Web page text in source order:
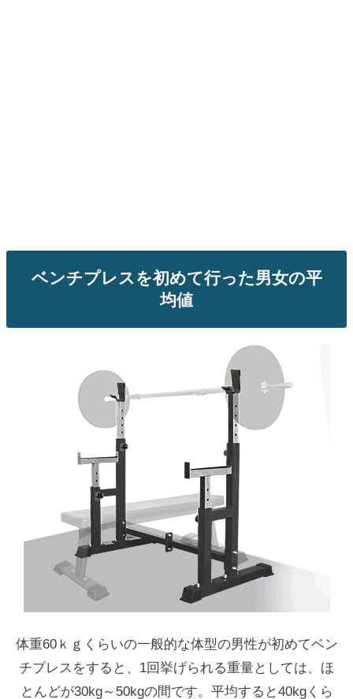
ベンチプレスを初めて行った男女の平
均値
体重60ｋｇくらいの一般的な体型の男性が初めてベン
チプレスをすると、1回挙げられる重量としては、ほ
とんどが30kg～50kgの間です。平均すると40kgくら